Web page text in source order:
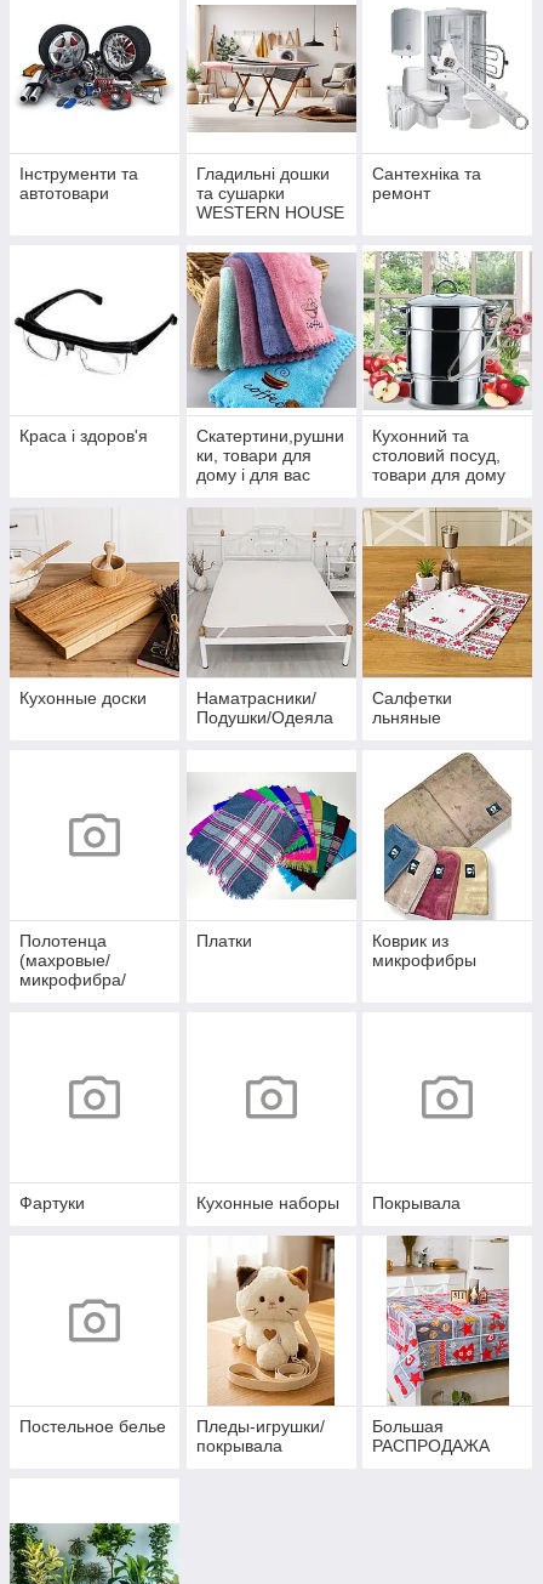
Інструменти та
автотовари
Гладильні дошки
та сушарки
WESTERN HOUSE
у кожному домі |
Еліт Ковка
Сантехніка та
ремонт
Краса і здоров'я
Скатертини,рушни
ки, товари для
дому і для вас
Кухонний та
столовий посуд,
товари для дому
Кухонные доски
Наматрасники/
Подушки/Одеяла
Салфетки
льняные
Полотенца
(махровые/
микрофибра/
Платки
Коврик из
микрофибры
Фартуки Кухонные наборы Покрывала
Постельное белье
Пледы-игрушки/
покрывала
Большая
РАСПРОДАЖА